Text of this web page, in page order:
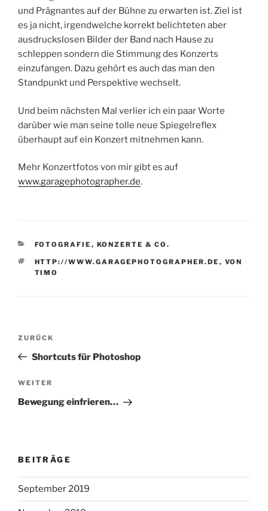
und Prägnantes auf der Bühne zu erwarten ist. Ziel ist
es ja nicht, irgendwelche korrekt belichteten aber
ausdruckslosen Bilder der Band nach Hause zu
schleppen sondern die Stimmung des Konzerts
einzufangen. Dazu gehört es auch das man den
Standpunkt und Perspektive wechselt.
Und beim nächsten Mal verlier ich ein paar Worte
darüber wie man seine tolle neue Spiegelreflex
überhaupt auf ein Konzert mitnehmen kann.
Mehr Konzertfotos von mir gibt es auf
www.garagephotographer.de.
KATEGORIEN
FOTOGRAFIE , KONZERTE & CO.
SCHLAGWÖRTER
HTTP://WWW.GARAGEPHOTOGRAPHER.DE , VON
TIMO
Beitragsnavigation
Vorheriger
Beitrag
ZURÜCK
Shortcuts für Photoshop
Nächster
Beitrag
WEITER
Bewegung einfrieren…
BEITRÄGE
September 2019